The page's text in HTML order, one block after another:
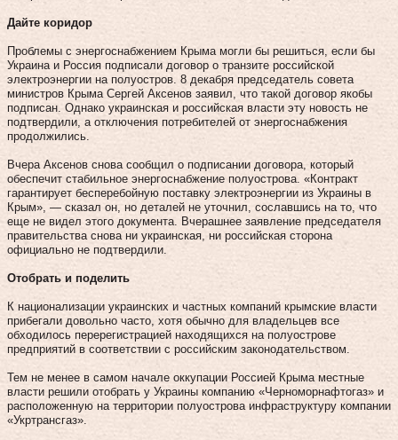
Дайте коридор
Проблемы с энергоснабжением Крыма могли бы решиться, если бы
Украина и Россия подписали договор о транзите российской
электроэнергии на полуостров. 8 декабря председатель совета
министров Крыма Сергей Аксенов заявил, что такой договор якобы
подписан. Однако украинская и российская власти эту новость не
подтвердили, а отключения потребителей от энергоснабжения
продолжились.
Вчера Аксенов снова сообщил о подписании договора, который
обеспечит стабильное энергоснабжение полуострова. «Контракт
гарантирует бесперебойную поставку электроэнергии из Украины в
Крым», — сказал он, но деталей не уточнил, сославшись на то, что
еще не видел этого документа. Вчерашнее заявление председателя
правительства снова ни украинская, ни российская сторона
официально не подтвердили.
Отобрать и поделить
К национализации украинских и частных компаний крымские власти
прибегали довольно часто, хотя обычно для владельцев все
обходилось перерегистрацией находящихся на полуострове
предприятий в соответствии с российским законодательством.
Тем не менее в самом начале оккупации Россией Крыма местные
власти решили отобрать у Украины компанию «Черноморнафтогаз» и
расположенную на территории полуострова инфраструктуру компании
«Укртрансгаз».